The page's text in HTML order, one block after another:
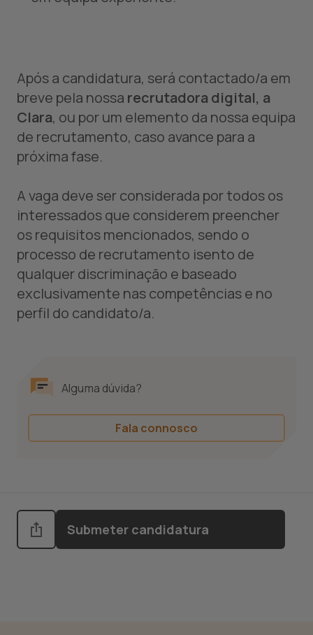
Após a candidatura, será contactado/a em
breve pela nossa recrutadora digital, a
Clara, ou por um elemento da nossa equipa
de recrutamento, caso avance para a
próxima fase.
A vaga deve ser considerada por todos os
interessados que considerem preencher
os requisitos mencionados, sendo o
processo de recrutamento isento de
qualquer discriminação e baseado
exclusivamente nas competências e no
perfil do candidato/a.
Alguma dúvida?
Fala connosco
Submeter candidatura